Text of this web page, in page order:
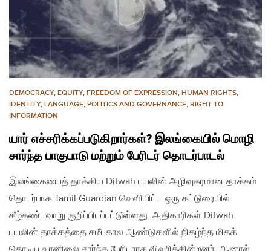
DEMOCRACY, EQUITY, FREEDOM OF EXPRESSION, HUMAN RIGHTS,
IDENTITY, LANGUAGE, POLITICS AND GOVERNANCE, RIGHT TO
INFORMATION
யார் எச்சரிக்கப்படுகிறார்கள்? இலங்கையில் மொழி
சார்ந்த பாகுபாடு மற்றும் பேரிடர் தொடர்பாடல்
இலங்கையைத் தாக்கிய Ditwah புயலின் அழிவுகரமான தாக்கம்
தொடர்பாக Tamil Guardian வெளியிட்ட ஒரு கட்டுரையில்
கீழ்கண்டவாறு குறிப்பிடப்பட்டுள்ளது. அதிகாரிகள் Ditwah
புயலின் தாக்கத்தை சமீபகால ஆண்டுகளில் நிகழ்ந்த மிகக்